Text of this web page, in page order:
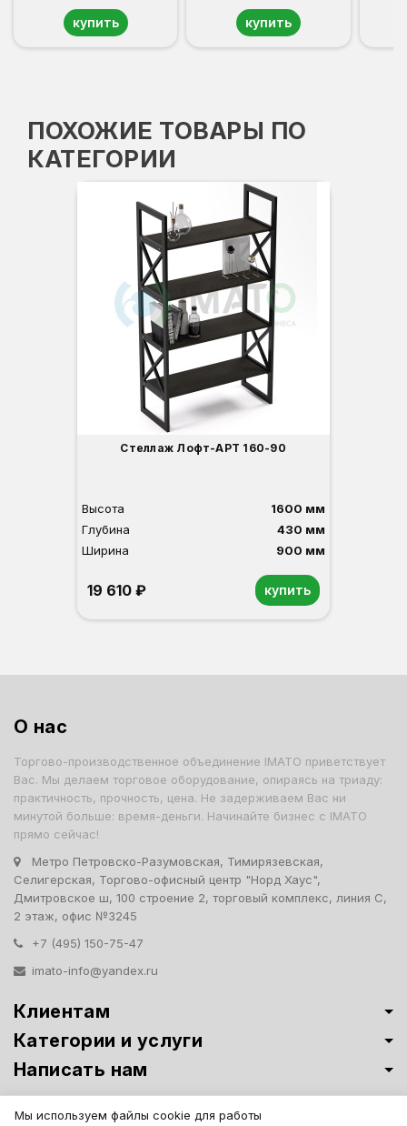
купить купить
ПОХОЖИЕ ТОВАРЫ ПО
КАТЕГОРИИ
Стеллаж Лофт-АРТ 160-90
Высота
1600 мм
Глубина
430 мм
Ширина
900 мм
19 610 ₽ купить
О нас
Торгово-производственное объединение IMATO приветствует
Вас. Мы делаем торговое оборудование, опираясь на триаду:
практичность, прочность, цена. Не задерживаем Вас ни
минутой больше: время-деньги. Начинайте бизнес с IMATO
прямо сейчас!
Метро Петровско-Разумовская, Тимирязевская,
Селигерская, Торгово-офисный центр "Норд Хаус",
Дмитровское ш, 100 строение 2, торговый комплекс, линия С,
2 этаж, офис №3245
+7 (495) 150-75-47
imato-info@yandex.ru
Клиентам
Категории и услуги
Написать нам
Витрины премиум-класса ИМАТО
Политика обработки персональных
Мы используем файлы cookie для работы